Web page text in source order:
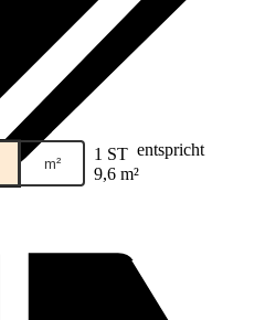
m² 1 ST entspricht
9,6 m²